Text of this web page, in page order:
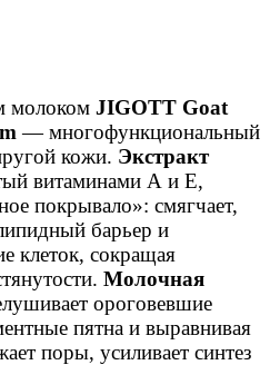
молоком JIGOTT Goat
— многофункциональный
кожи. Экстракт
витаминами А и Е,
покрывало»: смягчает,
барьер и
клеток, сокращая
Молочная
ороговевшие
пятна и выравнивая
поры, усиливает синтез